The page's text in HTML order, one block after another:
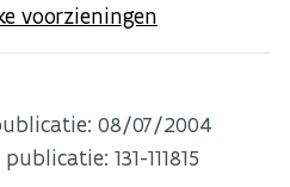
voorzieningen
08/07/2004
131-111815